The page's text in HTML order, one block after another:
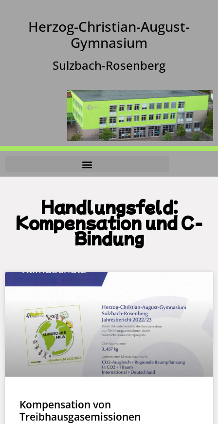
Herzog-Christian-August-
Gymnasium
Sulzbach-Rosenberg
Handlungsfeld:
Kompensation und C-
Bindung
Kompensation von
Treibhausgasemissionen